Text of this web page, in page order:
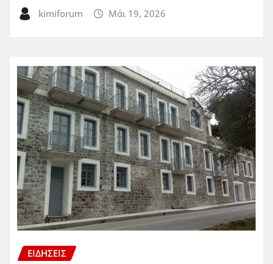
kimiforum Μάι 19, 2026
ΕΙΔΗΣΕΙΣ